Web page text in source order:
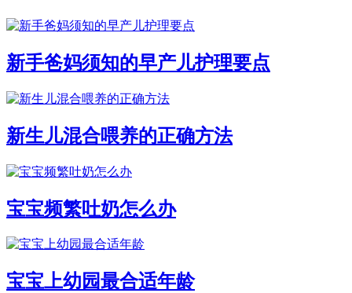
新手爸妈须知的早产儿护理要点
新生儿混合喂养的正确方法
宝宝频繁吐奶怎么办
宝宝上幼园最合适年龄